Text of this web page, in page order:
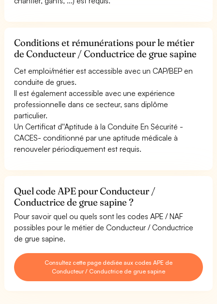
Conditions et rémunérations pour le métier
de Conducteur / Conductrice de grue sapine
Cet emploi/métier est accessible avec un CAP/BEP en
conduite de grues.
Il est également accessible avec une expérience
professionnelle dans ce secteur, sans diplôme
particulier.
Un Certificat d''Aptitude à la Conduite En Sécurité -
CACES- conditionné par une aptitude médicale à
renouveler périodiquement est requis.
Quel code APE pour Conducteur /
Conductrice de grue sapine ?
Pour savoir quel ou quels sont les codes APE / NAF
possibles pour le métier de Conducteur / Conductrice
de grue sapine.
Consultez cette page dédiée aux codes APE de
Conducteur / Conductrice de grue sapine